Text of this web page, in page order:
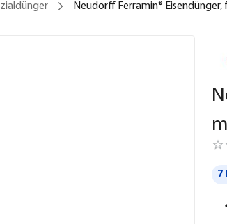
Neudorff Ferramin® Eisendünger,
7